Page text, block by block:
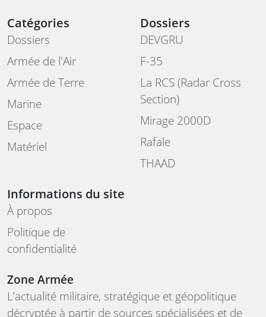
Catégories
Dossiers
Armée de l'Air
Armée de Terre
Marine
Espace
Matériel
Dossiers
DEVGRU
F-35
La RCS (Radar Cross
Section)
Mirage 2000D
Rafale
THAAD
Informations du site
À propos
Politique de
confidentialité
Zone Armée
L’actualité militaire, stratégique et géopolitique
décryptée à partir de sources spécialisées et de